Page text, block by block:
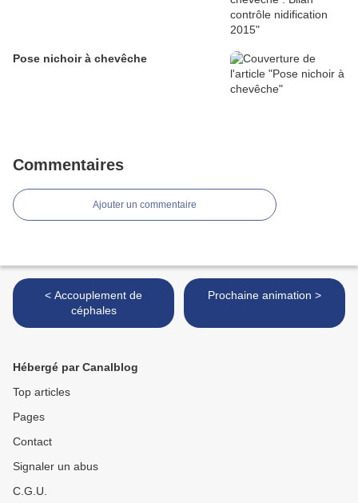
Pose nichoir à chevêche
Commentaires
Ajouter un commentaire
< Accouplement de
céphales
Prochaine animation >
Hébergé par Canalblog
Top articles
Pages
Contact
Signaler un abus
C.G.U.